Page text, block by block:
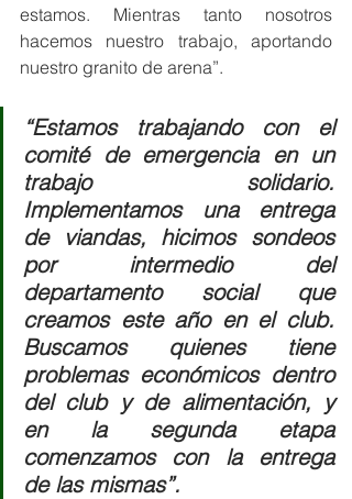
estamos. Mientras tanto nosotros
hacemos nuestro trabajo, aportando
nuestro granito de arena”.
“Estamos trabajando con el
comité de emergencia en un
trabajo solidario.
Implementamos una entrega
de viandas, hicimos sondeos
por intermedio del
departamento social que
creamos este año en el club.
Buscamos quienes tiene
problemas económicos dentro
del club y de alimentación, y
en la segunda etapa
comenzamos con la entrega
de las mismas”.